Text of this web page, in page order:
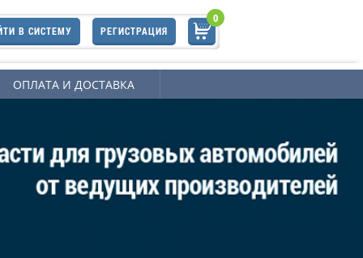
0
В СИСТЕМУ РЕГИСТРАЦИЯ
ОПЛАТА И ДОСТАВКА